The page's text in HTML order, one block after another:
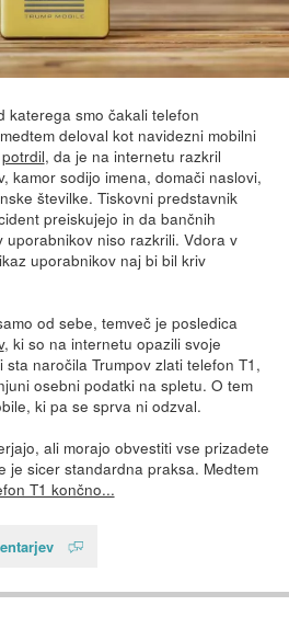
katerega smo čakali telefon
deloval kot navidezni mobilni
potrdil, da je na internetu razkril
kamor sodijo imena, domači naslovi,
številke. Tiskovni predstavnik
preiskujejo in da bančnih
niso razkrili. Vdora v
uporabnikov naj bi bil kriv
od sebe, temveč je posledica
, ki so na internetu opazili svoje
sta naročila Trumpov zlati telefon T1,
osebni podatki na spletu. O tem
ki pa se sprva ni odzval.
ali morajo obvestiti vse prizadete
je sicer standardna praksa. Medtem
T1 končno...